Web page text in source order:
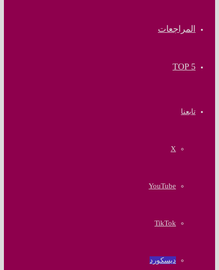
المراجعات
TOP 5
تابعنا
‫X
‫YouTube
‫TikTok
ديسكورد